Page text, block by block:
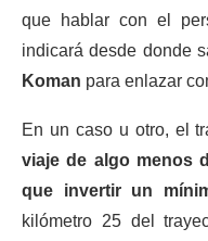
que hablar con el
indicará desde donde
Koman para enlazar
En un caso u otro, el
viaje de algo menos
que invertir un
kilómetro 25 del